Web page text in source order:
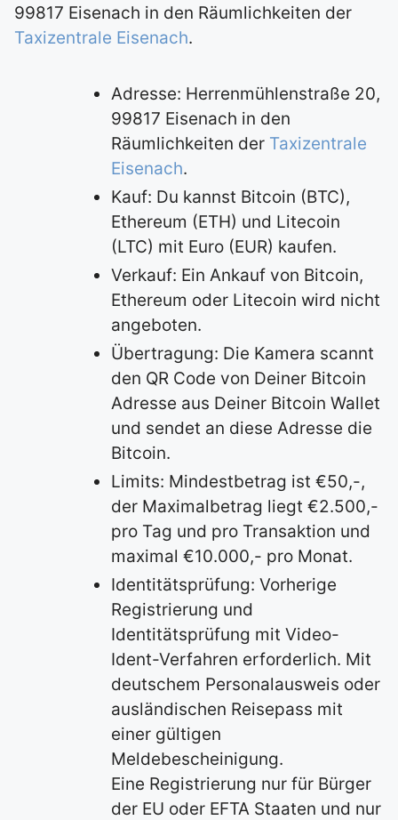
99817 Eisenach in den Räumlichkeiten der
Taxizentrale Eisenach.
Adresse: Herrenmühlenstraße 20,
99817 Eisenach in den
Räumlichkeiten der Taxizentrale
Eisenach.
Kauf: Du kannst Bitcoin (BTC),
Ethereum (ETH) und Litecoin
(LTC) mit Euro (EUR) kaufen.
Verkauf: Ein Ankauf von Bitcoin,
Ethereum oder Litecoin wird nicht
angeboten.
Übertragung: Die Kamera scannt
den QR Code von Deiner Bitcoin
Adresse aus Deiner Bitcoin Wallet
und sendet an diese Adresse die
Bitcoin.
Limits: Mindestbetrag ist €50,-,
der Maximalbetrag liegt €2.500,-
pro Tag und pro Transaktion und
maximal €10.000,- pro Monat.
Identitätsprüfung: Vorherige
Registrierung und
Identitätsprüfung mit Video-
Ident-Verfahren erforderlich. Mit
deutschem Personalausweis oder
ausländischen Reisepass mit
einer gültigen
Meldebescheinigung.
Eine Registrierung nur für Bürger
der EU oder EFTA Staaten und nur